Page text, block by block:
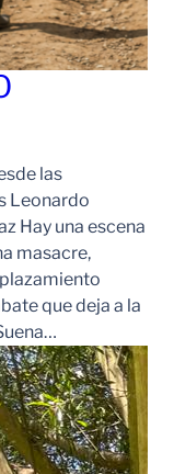
las
Leonardo
Hay una escena
masacre,
que deja a la